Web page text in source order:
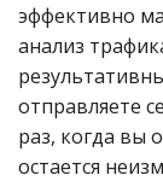
эффективно
анализ
отправляете
раз, когда вы
остается